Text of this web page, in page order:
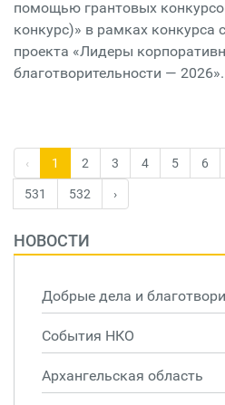
помощью грантовых
конкурс)» в рамках конкурса
проекта «Лидеры
благотворительности — 2026».
‹ 1 2 3 4 5 6
531 532 ›
НОВОСТИ
Добрые дела и
События НКО
Архангельская область